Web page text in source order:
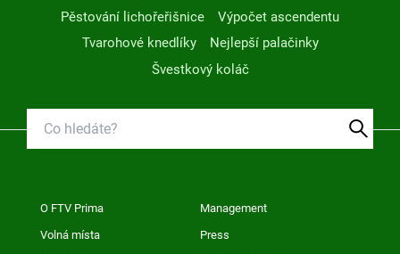
Pěstování lichořeřišnice
Výpočet ascendentu
Tvarohové knedlíky
Nejlepší palačinky
Švestkový koláč
O FTV Prima Management
Volná místa Press